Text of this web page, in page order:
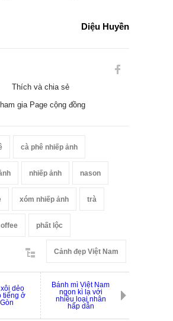
Diệu Huyền
Thích và chia sẻ
gia Page cộng đồng
cà phê nhiếp ảnh
nhiếp ảnh nason
xóm nhiếp ảnh trà
phất lộc
Cảnh đẹp Việt Nam
dẻo
tiếng ở
Bánh mì Việt Nam
ngon kì lạ với
nhiều loại nhân
hấp dẫn